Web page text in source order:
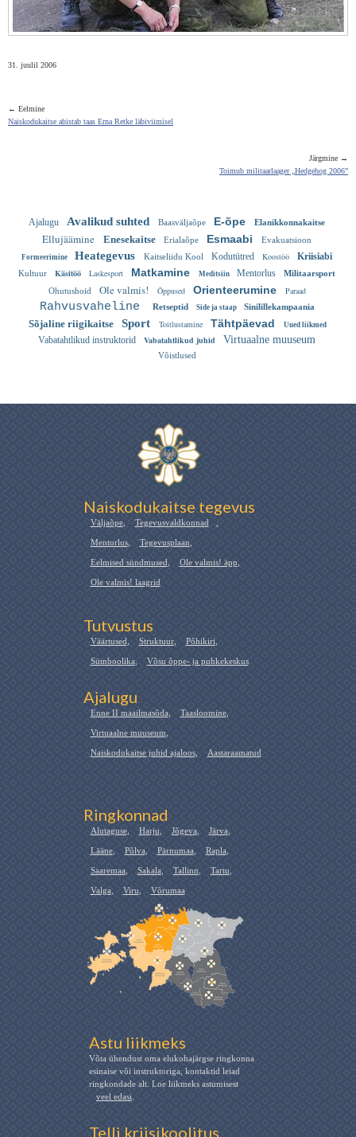
31. juulil 2006
← Eelmine
Naiskodukaitse abistab taas Erna Retke läbiviimisel
Järgmine →
Toimub militaarlaager „Hedgehog 2006”
Ajalugu Avalikud suhted Baasväljaõpe E-õpe Elanikkonnakaitse
Ellujäämine Enesekaitse Erialaõpe Esmaabi Evakuatsioon
Formeerimine Heategevus Kaitseliidu Kool Kodutütred Koostöö Kriisiabi
Kultuur Käsitöö Laskesport Matkamine Meditsiin Mentorlus
Militaarsport
Ohutushoid
Ole valmis! Õppused Orienteerumine Paraad
Rahvusvaheline Retseptid Side ja staap Sinilillekampaania
Sõjaline riigikaitse Sport Toitlustamine Tähtpäevad Uued liikmed
Vabatahtlikud instruktorid Vabatahtlikud juhid Virtuaalne muuseum
Võistlused
Naiskodukaitse tegevus
Väljaõpe, Tegevusvaldkonnad ,
Mentorlus, Tegevusplaan,
Eelmised sündmused, Ole valmis! äpp,
Ole valmis! laagrid
Tutvustus
Väärtused, Struktuur, Põhikiri,
Sümboolika, Võsu õppe- ja puhkekeskus
Ajalugu
Enne II maailmasõda, Taasloomine,
Virtuaalne muuseum,
Naiskodukaitse juhid ajaloos, Aastaraamatud
Ringkonnad
Alutaguse, Harju, Jõgeva, Järva,
Lääne, Põlva, Pärnumaa, Rapla,
Saaremaa, Sakala, Tallinn, Tartu,
Valga, Viru, Võrumaa
Astu liikmeks
Võta ühendust oma elukohajärgse ringkonna
esinaise või instruktoriga, kontaktid leiad
ringkondade alt. Loe liikmeks astumisest
veel edasi.
Telli kriisikoolitus